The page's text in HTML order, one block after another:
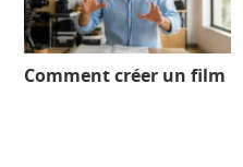
Comment créer un film